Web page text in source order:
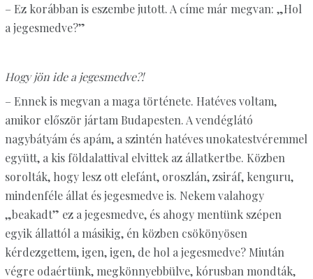
– Ez korábban is eszembe jutott. A címe már megvan: „Hol
a jegesmedve?”
Hogy jön ide a jegesmedve?!
– Ennek is megvan a maga története. Hatéves voltam,
amikor először jártam Budapesten. A vendéglátó
nagybátyám és apám, a szintén hatéves unokatestvéremmel
együtt, a kis földalattival elvittek az állatkertbe. Közben
sorolták, hogy lesz ott elefánt, oroszlán, zsiráf, kenguru,
mindenféle állat és jegesmedve is. Nekem valahogy
„beakadt” ez a jegesmedve, és ahogy mentünk szépen
egyik állattól a másikig, én közben csökönyösen
kérdezgettem, igen, igen, de hol a jegesmedve? Miután
végre odaértünk, megkönnyebbülve, kórusban mondták,